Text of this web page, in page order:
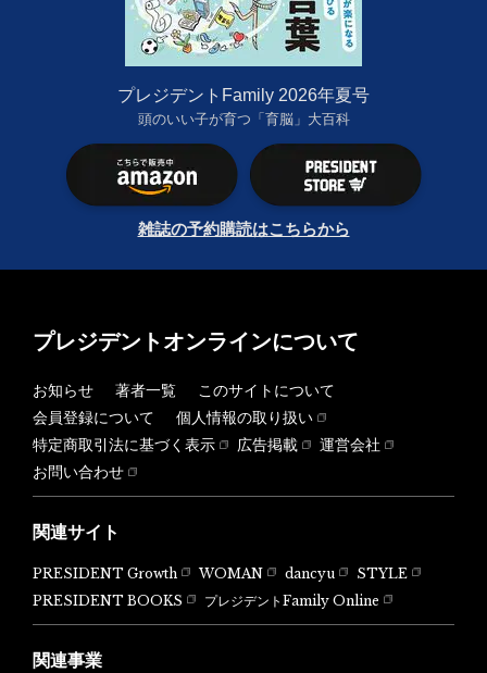
プレジデントFamily 2026年夏号
頭のいい子が育つ「育脳」大百科
雑誌の予約購読はこちらから
プレジデントオンラインについて
お知らせ 著者一覧
このサイトについて
会員登録について
個人情報の取り扱い
特定商取引法に基づく表示
広告掲載
運営会社
お問い合わせ
関連サイト
PRESIDENT Growth WOMAN dancyu
STYLE
PRESIDENT BOOKS
プレジデントFamily Online
関連事業